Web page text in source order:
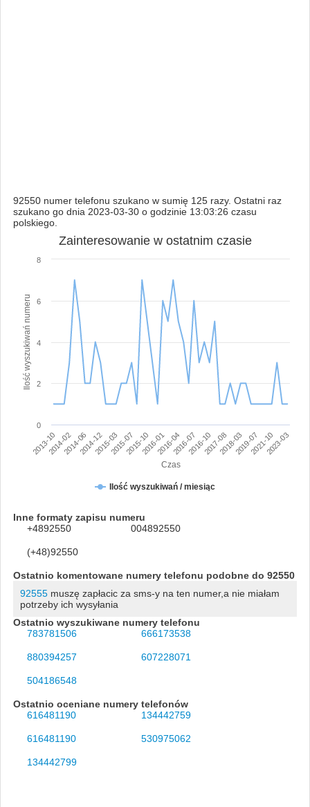
92550 numer telefonu szukano w sumię 125 razy. Ostatni raz
szukano go dnia 2023-03-30 o godzinie 13:03:26 czasu
polskiego.
Czas
Ilość wyszukiwań numeru
Zainteresowanie w ostatnim czasie
Ilość wyszukiwań / miesiąc
2013-102014-022014-062014-122015-032015-072015-102016-012016-042016-072016-102017-082018-032019-072021-102023-03
0
2
4
6
8
Inne formaty zapisu numeru
+4892550
004892550
(+48)92550
Ostatnio komentowane numery telefonu podobne do 92550
92555muszę zapłacic za sms-y na ten numer,a nie miałam
potrzeby ich wysyłania
Ostatnio wyszukiwane numery telefonu
783781506
666173538
880394257 607228071
504186548
Ostatnio oceniane numery telefonów
616481190
134442759
616481190 530975062
134442799